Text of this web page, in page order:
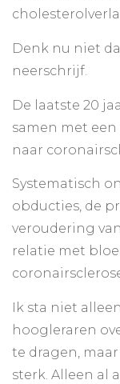
Denk nu niet
neerschrijf.
De laatste 20
samen met
naar
Systematisch
obducties, de
veroudering
relatie met
Ik sta niet
hoogleraren
te dragen,
sterk. Alleen al